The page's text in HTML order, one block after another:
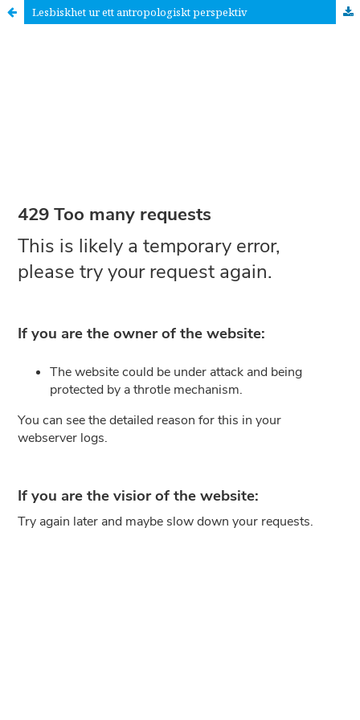
Lesbiskhet ur ett antropologiskt perspektiv